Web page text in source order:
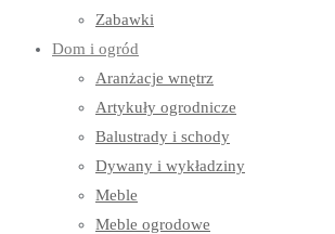
Zabawki
Dom i ogród
Aranżacje wnętrz
Artykuły ogrodnicze
Balustrady i schody
Dywany i wykładziny
Meble
Meble ogrodowe